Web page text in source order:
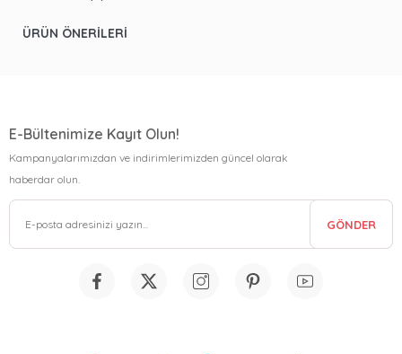
ÜRÜN ÖNERILERI
E-Bültenimize Kayıt Olun!
Kampanyalarımızdan ve indirimlerimizden güncel olarak
haberdar olun.
GÖNDER